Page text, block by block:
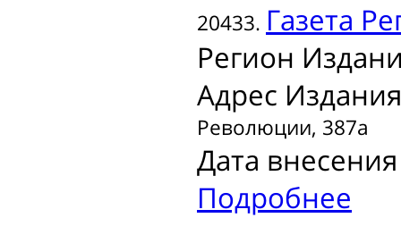
20433. Газета
Регион
Адрес
Революции, 387а
Дата
Подробнее